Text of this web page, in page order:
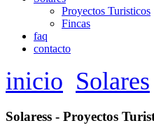
Proyectos Turisticos
Fincas
faq
contacto
inicio Solares
Solaress - Proyectos